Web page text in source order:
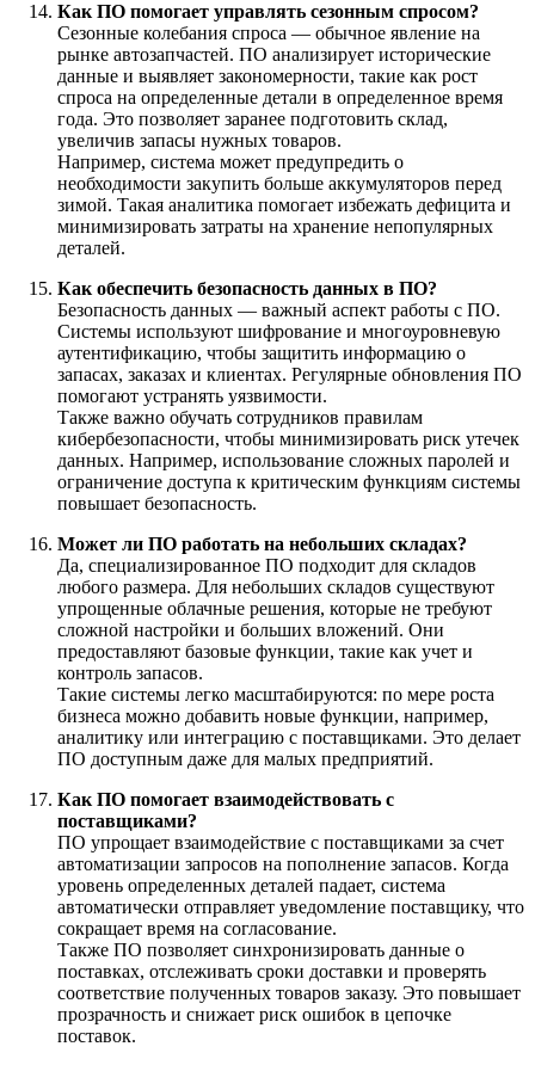
Как ПО помогает управлять сезонным спросом?
Сезонные колебания спроса — обычное явление на
рынке автозапчастей. ПО анализирует исторические
данные и выявляет закономерности, такие как рост
спроса на определенные детали в определенное время
года. Это позволяет заранее подготовить склад,
увеличив запасы нужных товаров.
Например, система может предупредить о
необходимости закупить больше аккумуляторов перед
зимой. Такая аналитика помогает избежать дефицита и
минимизировать затраты на хранение непопулярных
деталей.
Как обеспечить безопасность данных в ПО?
Безопасность данных — важный аспект работы с ПО.
Системы используют шифрование и многоуровневую
аутентификацию, чтобы защитить информацию о
запасах, заказах и клиентах. Регулярные обновления ПО
помогают устранять уязвимости.
Также важно обучать сотрудников правилам
кибербезопасности, чтобы минимизировать риск утечек
данных. Например, использование сложных паролей и
ограничение доступа к критическим функциям системы
повышает безопасность.
Может ли ПО работать на небольших складах?
Да, специализированное ПО подходит для складов
любого размера. Для небольших складов существуют
упрощенные облачные решения, которые не требуют
сложной настройки и больших вложений. Они
предоставляют базовые функции, такие как учет и
контроль запасов.
Такие системы легко масштабируются: по мере роста
бизнеса можно добавить новые функции, например,
аналитику или интеграцию с поставщиками. Это делает
ПО доступным даже для малых предприятий.
Как ПО помогает взаимодействовать с
поставщиками?
ПО упрощает взаимодействие с поставщиками за счет
автоматизации запросов на пополнение запасов. Когда
уровень определенных деталей падает, система
автоматически отправляет уведомление поставщику, что
сокращает время на согласование.
Также ПО позволяет синхронизировать данные о
поставках, отслеживать сроки доставки и проверять
соответствие полученных товаров заказу. Это повышает
прозрачность и снижает риск ошибок в цепочке
поставок.